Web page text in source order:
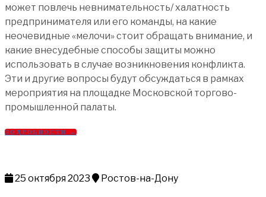
может повлечь невнимательность/ халатность
предпринимателя или его команды, на какие
неочевидные «мелочи» стоит обращать внимание, и
какие внесудебные способы защиты можно
использовать в случае возникновения конфликта.
Эти и другие вопросы будут обсуждаться в рамках
мероприятия на площадке Московской торгово-
промышленной палаты.
ПОДРОБНОСТИ →
25 октября 2023 Ростов-на-Дону